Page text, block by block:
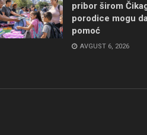
pribor širom
porodice mogu
pomoć
AVGUST 6, 2026